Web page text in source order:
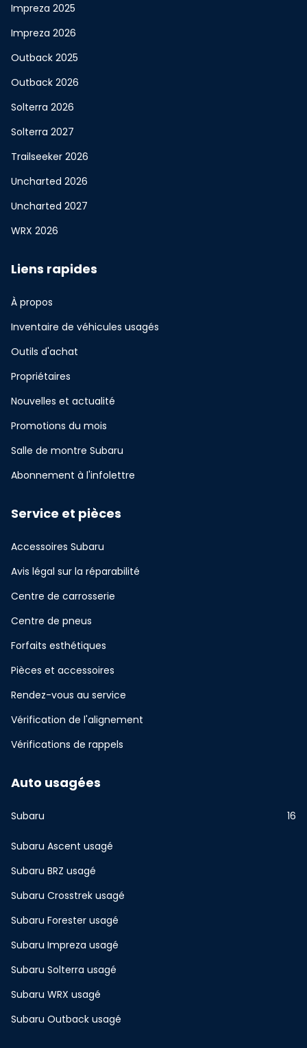
Impreza 2025
Impreza 2026
Outback 2025
Outback 2026
Solterra 2026
Solterra 2027
Trailseeker 2026
Uncharted 2026
Uncharted 2027
WRX 2026
Liens rapides
À propos
Inventaire de véhicules usagés
Outils d'achat
Propriétaires
Nouvelles et actualité
Promotions du mois
Salle de montre Subaru
Abonnement à l'infolettre
Service et pièces
Accessoires Subaru
Avis légal sur la réparabilité
Centre de carrosserie
Centre de pneus
Forfaits esthétiques
Pièces et accessoires
Rendez-vous au service
Vérification de l'alignement
Vérifications de rappels
Auto usagées
Subaru 16
Subaru Ascent usagé
Subaru BRZ usagé
Subaru Crosstrek usagé
Subaru Forester usagé
Subaru Impreza usagé
Subaru Solterra usagé
Subaru WRX usagé
Subaru Outback usagé